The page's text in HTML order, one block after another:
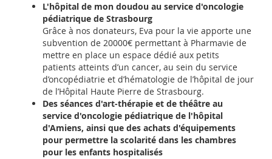
L'hôpital de mon doudou au service d'oncologie
pédiatrique de Strasbourg
Grâce à nos donateurs, Eva pour la vie apporte une
subvention de 20000€ permettant à Pharmavie de
mettre en place un espace dédié aux petits
patients atteints d’un cancer, au sein du service
d’oncopédiatrie et d’hématologie de l’hôpital de jour
de l’Hôpital Haute Pierre de Strasbourg.
Des séances d'art-thérapie et de théâtre au
service d'oncologie pédiatrique de l'hôpital
d'Amiens, ainsi que des achats d'équipements
pour permettre la scolarité dans les chambres
pour les enfants hospitalisés